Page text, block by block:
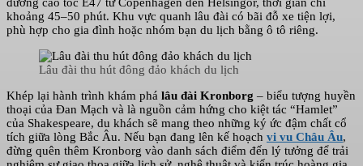
khoảng 45–50 phút. Khu vực quanh lâu đài có bãi đỗ xe tiện lợi,
phù hợp cho gia đình hoặc nhóm bạn du lịch bằng ô tô riêng.
Lâu đài thu hút đông đảo khách du lịch
Khép lại hành trình khám phá lâu đài Kronborg – biểu tượng huyền
thoại của Đan Mạch và là nguồn cảm hứng cho kiệt tác “Hamlet”
của Shakespeare, du khách sẽ mang theo những ký ức đậm chất cổ
tích giữa lòng Bắc Âu. Nếu bạn đang lên kế hoạch vi vu Châu Âu,
đừng quên thêm Kronborg vào danh sách điểm đến lý tưởng để trải